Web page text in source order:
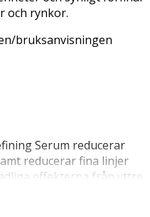
och rynkor.
bruksanvisningen
Serum reducerar
reducerar fina linjer
effekterna från yttre
för en silkeslen